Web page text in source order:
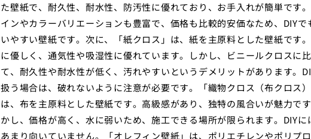
た壁紙で、耐久性、耐水性、防汚性に優れており、お手入れが簡単です
インやカラーバリエーションも豊富で、価格も比較的安価なため、DIYで
いやすい壁紙です。次に、「紙クロス」は、紙を主原料とした壁紙です
に優しく、通気性や吸湿性に優れています。しかし、ビニールクロスに
て、耐久性や耐水性が低く、汚れやすいというデメリットがあります。
扱う場合は、破れないように注意が必要です。「織物クロス（布クロス）
は、布を主原料とした壁紙です。高級感があり、独特の風合いが魅力で
かし、価格が高く、水に弱いため、施工できる場所が限られます。DIYに
あまり向いていません。「オレフィン壁紙」は、ポリエチレンやポリプ